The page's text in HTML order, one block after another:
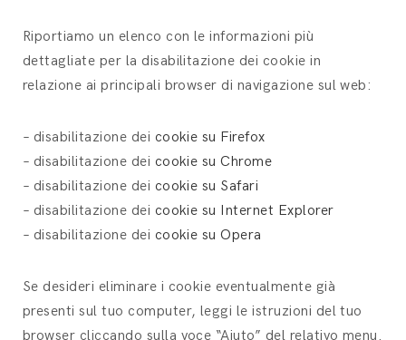
Riportiamo un elenco con le informazioni più
dettagliate per la disabilitazione dei cookie in
relazione ai principali browser di navigazione sul web:
– disabilitazione dei cookie su Firefox
– disabilitazione dei cookie su Chrome
– disabilitazione dei cookie su Safari
– disabilitazione dei cookie su Internet Explorer
– disabilitazione dei cookie su Opera
Se desideri eliminare i cookie eventualmente già
presenti sul tuo computer, leggi le istruzioni del tuo
browser cliccando sulla voce “Aiuto” del relativo menu.